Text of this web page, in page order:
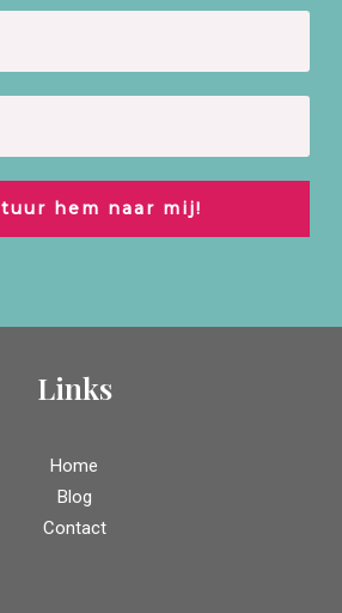
hem naar mij!
Links
Home
Blog
Contact